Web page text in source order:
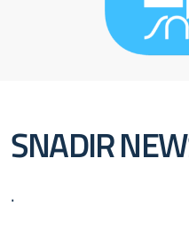
SNADIR
.